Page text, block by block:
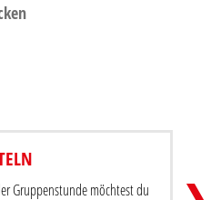
Gruppenstunde möchtest du